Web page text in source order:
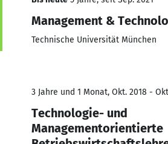
Management &
Technische Universität München
3 Jahre und 1 Monat, Okt. 2018 -
Technologie- und
Managementorientierte